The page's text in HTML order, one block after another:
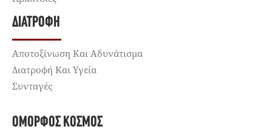
ΔΙΑΤΡΟΦΉ
Αποτοξίνωση Και Αδυνάτισμα
Διατροφή Και Υγεία
Συνταγές
ΌΜΟΡΦΟΣ ΚΌΣΜΟΣ